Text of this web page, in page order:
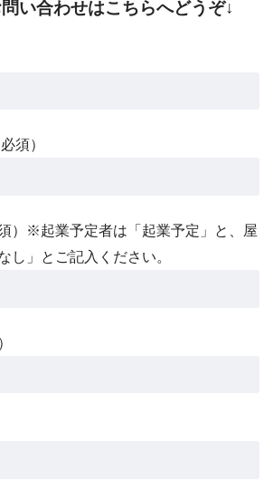
い合わせはこちらへどうぞ↓
須）
）※起業予定者は「起業予定」と、屋
し」とご記入ください。